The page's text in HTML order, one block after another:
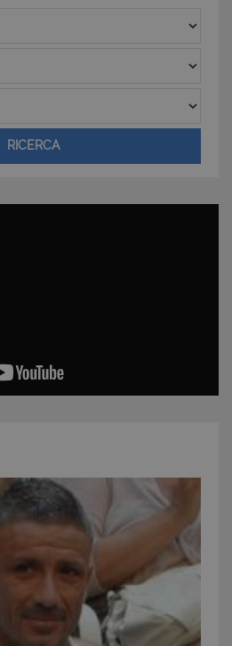
RICERCA
principale come l'accesso
dell'account. Il sito Web
Provider/Dominio
Scadenza
www.latuacasainsardegna.com
www.latuacasainsardegna.com